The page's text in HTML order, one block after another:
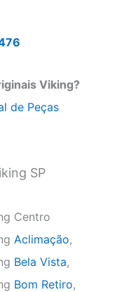
Viking?
de Peças
SP
Centro
Aclimação,
Bela Vista,
Bom Retiro,